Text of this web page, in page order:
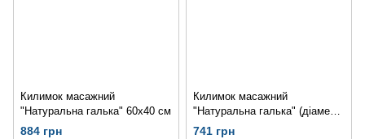
Килимок масажний
"Натуральна галька" 60х40 см
884 грн
Килимок масажний
"Натуральна галька" (діаметр
44 см)
741 грн